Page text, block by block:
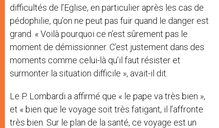
difficultés de l’Eglise, en particulier après les cas de
pédophilie, qu’on ne peut pas fuir quand le danger est
grand. « Voilà pourquoi ce n’est sûrement pas le
moment de démissionner. C’est justement dans des
moments comme celui-là qu’il faut résister et
surmonter la situation difficile », avait-il dit.
Le P. Lombardi a affirmé que « le pape va très bien »,
et « bien que le voyage soit très fatigant, il l’affronte
très bien. Sur le plan de la santé, ce voyage est un